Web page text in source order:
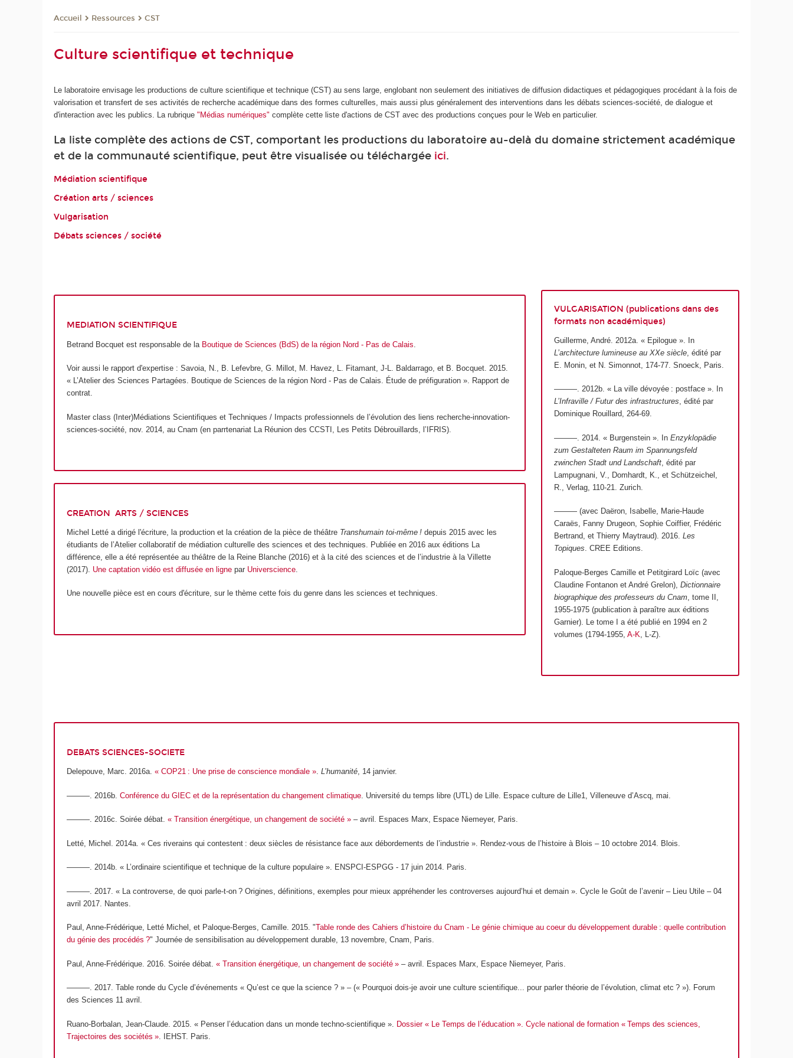
Accueil Ressources CST
Culture scientifique et technique
Le laboratoire envisage les productions de culture scientifique et technique (CST) au sens large, englobant non seulement des initiatives de diffusion didactiques et pédagogiques procédant à la fois de
valorisation et transfert de ses activités de recherche académique dans des formes culturelles, mais aussi plus généralement des interventions dans les débats sciences-société, de dialogue et
d'interaction avec les publics. La rubrique"Médias numériques" complète cette liste d'actions de CST avec des productions conçues pour le Web en particulier.
La liste complète des actions de CST, comportant les productions du laboratoire au-delà du domaine strictement académique
et de la communauté scientifique, peut être visualisée ou téléchargée ici.
Médiation scientifique
Création arts / sciences
Vulgarisation
Débats sciences / société
MEDIATION SCIENTIFIQUE
Betrand Bocquet est responsable de la Boutique de Sciences (BdS) de la région Nord - Pas de Calais
Voir aussi le rapport d'expertise : Savoia, N., B. Lefevbre, G. Millot, M. Havez, L. Fitamant, J-L. Baldarrago, et B. Bocquet. 2015.
« L’Atelier des Sciences Partagées. Boutique de Sciences de la région Nord - Pas de Calais. Étude de préfiguration ». Rapport de
contrat.
Master class (Inter)Médiations Scientifiques et Techniques / Impacts professionnels de l’évolution des liens recherche-innovation-
sciences-société, nov. 2014, au Cnam (en parrtenariat La Réunion des CCSTI, Les Petits Débrouillards, l’IFRIS).
CREATION ARTS / SCIENCES
Michel Letté a dirigé l'écriture, la production et la création de la pièce de théâtre Transhumain toi-même ! depuis 2015 avec les
étudiants de l’Atelier collaboratif de médiation culturelle des sciences et des techniques. Publiée en 2016 aux éditions La
différence, elle a été représentée au théâtre de la Reine Blanche (2016) et à la cité des sciences et de l’industrie à la Villette
(2017). Une captation vidéo est diffusée en lignepar Universcience.
Une nouvelle pièce est en cours d'écriture, sur le thème cette fois du genre dans les sciences et techniques.
VULGARISATION (publications dans des
formats non académiques)
Guillerme, André. 2012a. « Epilogue ». In
L’architecture lumineuse au XXe siècle, édité par
E. Monin, et N. Simonnot, 174‑77. Snoeck, Paris.
———. 2012b. « La ville dévoyée : postface ». In
L’Infraville / Futur des infrastructures, édité par
Dominique Rouillard, 264‑69.
———. 2014. « Burgenstein ». In Enzyklopädie
zum Gestalteten Raum im Spannungsfeld
zwinchen Stadt und Landschaft, édité par
Lampugnani, V., Domhardt, K., et Schützeichel,
R., Verlag, 110‑21. Zurich.
——— (avec Daëron, Isabelle, Marie-Haude
Caraës, Fanny Drugeon, Sophie Coiffier, Frédéric
Bertrand, et Thierry Maytraud). 2016. Les
Topiques. CREE Editions.
Paloque-Berges Camille et Petitgirard Loïc (avec
Claudine Fontanon et André Grelon), Dictionnaire
biographique des professeurs du Cnam, tome II,
1955-1975 (publication à paraître aux éditions
Garnier). Le tome I a été publié en 1994 en 2
volumes (1794-1955, A-K , L-Z).
DEBATS SCIENCES-SOCIETE
Delepouve, Marc. 2016a. « COP21 : Une prise de conscience mondiale ». L’humanité, 14 janvier.
———. 2016b. Conférence du GIEC et de la représentation du changement climatique. Université du temps libre (UTL) de Lille. Espace culture de Lille1, Villeneuve d’Ascq, mai.
———. 2016c. Soirée débat. « Transition énergétique, un changement de société »– avril. Espaces Marx, Espace Niemeyer, Paris.
Letté, Michel. 2014a. « Ces riverains qui contestent : deux siècles de résistance face aux débordements de l’industrie ». Rendez-vous de l’histoire à Blois – 10 octobre 2014. Blois.
———. 2014b. « L’ordinaire scientifique et technique de la culture populaire ». ENSPCI-ESPGG - 17 juin 2014. Paris.
———. 2017. « La controverse, de quoi parle-t-on ? Origines, définitions, exemples pour mieux appréhender les controverses aujourd’hui et demain ». Cycle le Goût de l’avenir – Lieu Utile – 04
avril 2017. Nantes.
Paul, Anne-Frédérique, Letté Michel, et Paloque-Berges, Camille. 2015. "Table ronde des Cahiers d’histoire du Cnam - Le génie chimique au coeur du développement durable : quelle contribution
du génie des procédés ?" Journée de sensibilisation au développement durable, 13 novembre, Cnam, Paris.
Paul, Anne-Frédérique. 2016. Soirée débat. « Transition énergétique, un changement de société »– avril. Espaces Marx, Espace Niemeyer, Paris.
———. 2017. Table ronde du Cycle d’événements « Qu’est ce que la science ? » – (« Pourquoi dois-je avoir une culture scientifique... pour parler théorie de l’évolution, climat etc ? »). Forum
des Sciences 11 avril.
Ruano-Borbalan, Jean-Claude. 2015. « Penser l’éducation dans un monde techno-scientifique ».
Dossier « Le Temps de l’éducation ». Cycle national de formation « Temps des sciences,
Trajectoires des sociétés ». IEHST. Paris.